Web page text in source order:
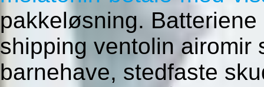
pakkeløsning.
shipping ventolin airomir
barnehave, stedfaste